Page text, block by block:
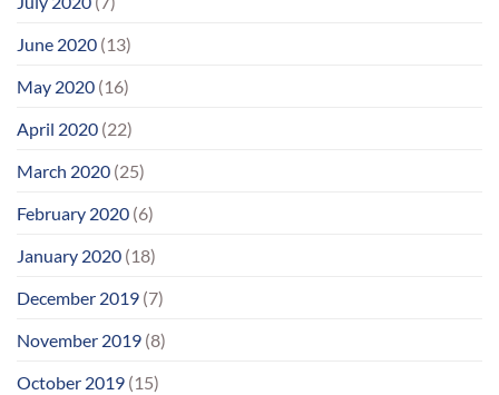
June 2020 (13)
May 2020 (16)
April 2020 (22)
March 2020 (25)
February 2020 (6)
January 2020 (18)
December 2019 (7)
November 2019 (8)
October 2019 (15)